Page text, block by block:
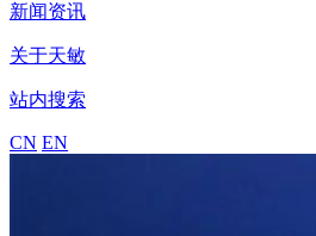
新闻资讯
关于天敏
站内搜索
CN EN